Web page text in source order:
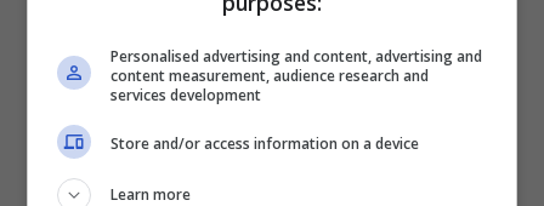
Personalised advertising and content, advertising and
content measurement, audience research and
services development
Store and/or access information on a device
Learn more